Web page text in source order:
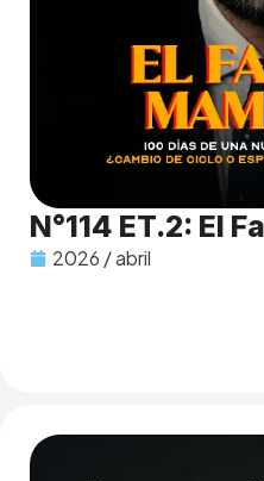
N°114 ET.2: El
2026 / abril